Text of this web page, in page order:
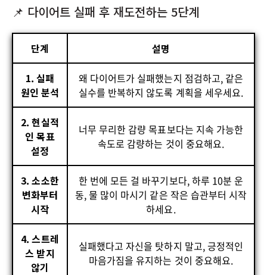
📌 다이어트 실패 후 재도전하는 5단계
단계 설명
1. 실패
원인 분석
왜 다이어트가 실패했는지 점검하고, 같은
실수를 반복하지 않도록 계획을 세우세요.
2. 현실적
인 목표
설정
너무 무리한 감량 목표보다는 지속 가능한
속도로 감량하는 것이 중요해요.
3. 소소한
변화부터
시작
한 번에 모든 걸 바꾸기보다, 하루 10분 운
동, 물 많이 마시기 같은 작은 습관부터 시작
하세요.
4. 스트레
스 받지
않기
실패했다고 자신을 탓하지 말고, 긍정적인
마음가짐을 유지하는 것이 중요해요.